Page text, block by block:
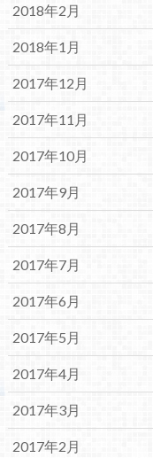
2018年2月
2018年1月
2017年12月
2017年11月
2017年10月
2017年9月
2017年8月
2017年7月
2017年6月
2017年5月
2017年4月
2017年3月
2017年2月